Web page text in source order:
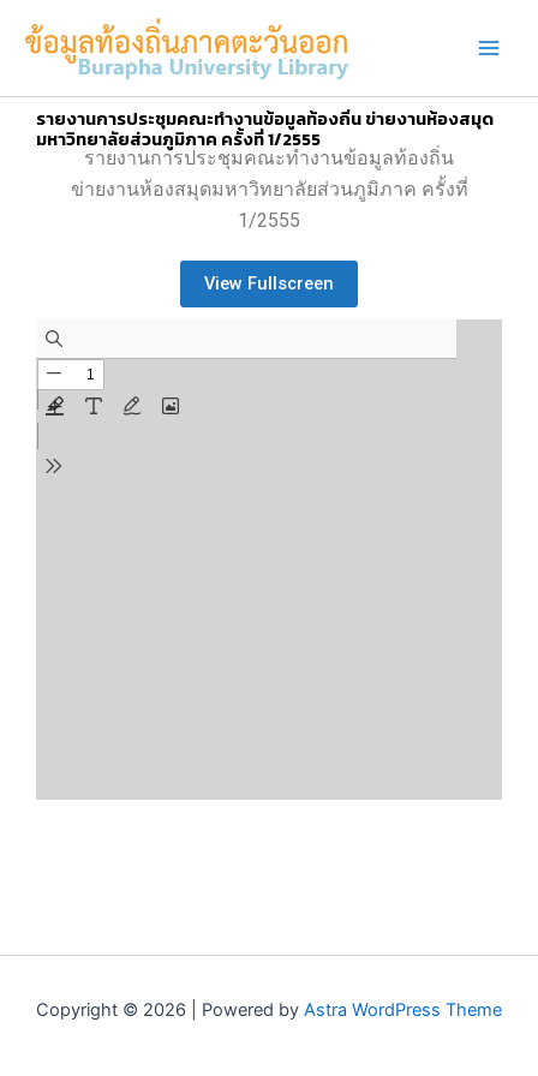
รายงานการประชุมคณะทำงานข้อมูลท้องถิ่น ข่ายงานห้องสมุด
มหาวิทยาลัยส่วนภูมิภาค ครั้งที่ 1/2555
รายงานการประชุมคณะทำงานข้อมูลท้องถิ่น
ข่ายงานห้องสมุดมหาวิทยาลัยส่วนภูมิภาค ครั้งที่
1/2555
View Fullscreen
Copyright © 2026 | Powered by Astra WordPress Theme